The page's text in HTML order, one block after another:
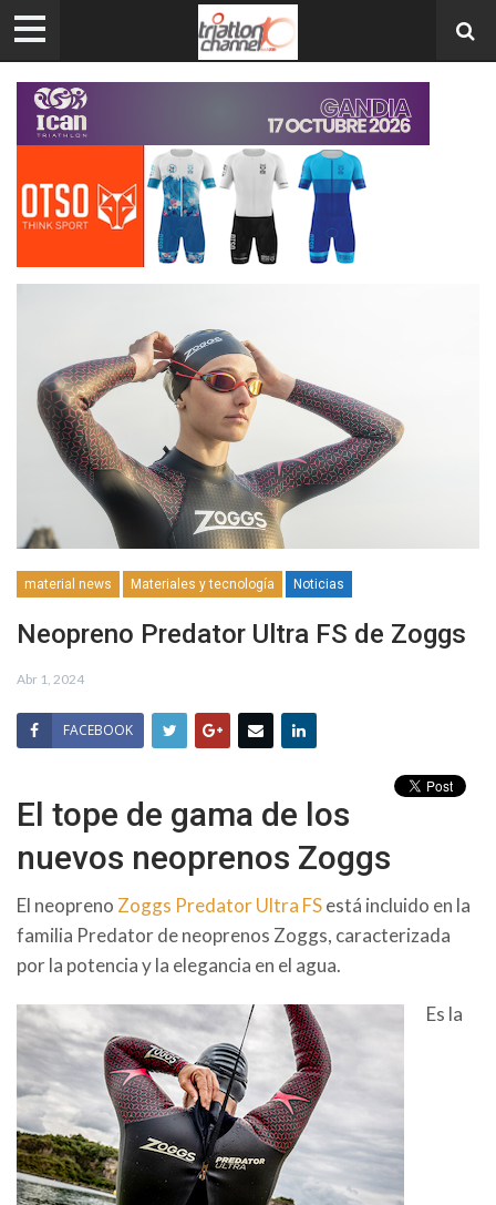
material news Materiales y tecnología Noticias
Neopreno Predator Ultra FS de Zoggs
Abr 1, 2024
FACEBOOK
El tope de gama de los
nuevos neoprenos Zoggs
El neopreno Zoggs Predator Ultra FSestá incluido en la
familia Predator de neoprenos Zoggs, caracterizada
por la potencia y la elegancia en el agua.
Es la